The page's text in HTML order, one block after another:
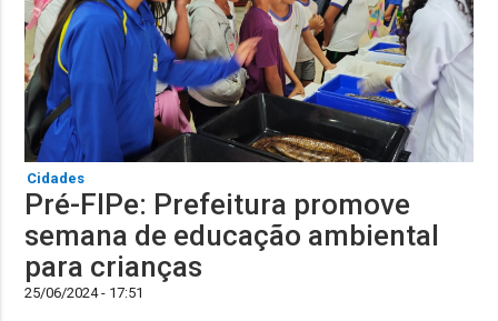
Cidades
Pré-FIPe: Prefeitura promove
semana de educação ambiental
para crianças
25/06/2024 - 17:51